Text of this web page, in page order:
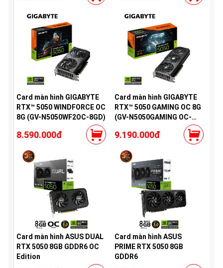
Card màn hình GIGABYTE
RTX™ 5050 WINDFORCE OC
8G (GV-N5050WF2OC-8GD)
8.590.000đ
Card màn hình GIGABYTE
RTX™ 5050 GAMING OC 8G
(GV-N5050GAMING OC-
9.190.000đ
Card màn hình ASUS DUAL
RTX 5050 8GB GDDR6 OC
Edition
Card màn hình ASUS
PRIME RTX 5050 8GB
GDDR6